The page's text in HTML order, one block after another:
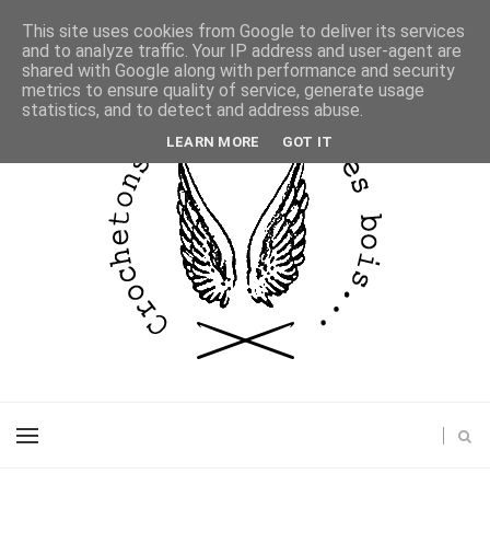
This site uses cookies from Google to deliver its services
and to analyze traffic. Your IP address and user-agent are
shared with Google along with performance and security
metrics to ensure quality of service, generate usage
statistics, and to detect and address abuse.
LEARN MORE GOT IT